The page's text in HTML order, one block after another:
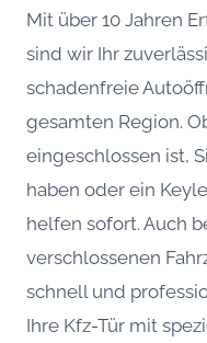
Mit über 10 Jahren
sind wir Ihr
schadenfreie
gesamten Region.
eingeschlossen ist,
haben oder ein
helfen sofort. Auch
verschlossenen
schnell und
Ihre Kfz-Tür mit